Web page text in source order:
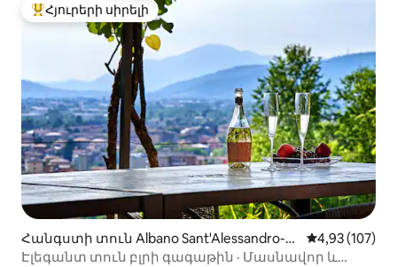
Հյուրերի սիրելի լավագույն տները
Հյուրերի սիրելի
Հանգստի տուն Albano Sant'Alessandro-ո
ւմ
Միջին
4,93 (107)
Էլեգանտ տուն բլրի գագաթին · Մասնավոր և